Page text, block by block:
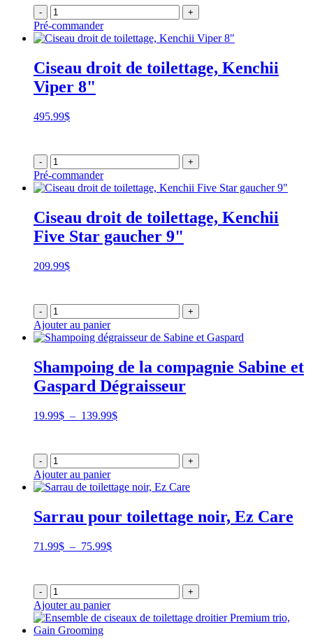
- +
Pré-commander
Ciseau droit de toilettage, Kenchii
Viper 8"
495.99$
- +
Pré-commander
Ciseau droit de toilettage, Kenchii
Five Star gaucher 9"
209.99$
- +
Ajouter au panier
Shampoing de la compagnie Sabine et
Gaspard Dégraisseur
19.99$ – 139.99$Plage
19.99$
à
- +
Ajouter au panier
Sarrau pour toilettage noir, Ez Care
71.99$ – 75.99$Plage
71.99$
à
- +
Ajouter au panier